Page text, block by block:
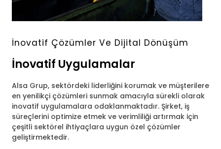
İnovatif Çözümler Ve Dijital Dönüşüm
İnovatif Uygulamalar
Alsa Grup, sektördeki liderliğini korumak ve müşterilere
en yenilikçi çözümleri sunmak amacıyla sürekli olarak
inovatif uygulamalara odaklanmaktadır. Şirket, iş
süreçlerini optimize etmek ve verimliliği artırmak için
çeşitli sektörel ihtiyaçlara uygun özel çözümler
geliştirmektedir.